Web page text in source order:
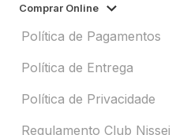
Comprar Online
Política de Pagamentos
Política de Entrega
Política de Privacidade
Regulamento Club Nissei